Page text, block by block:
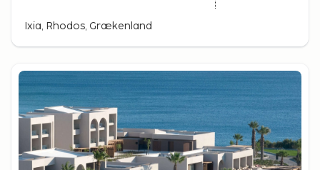
Ixia, Rhodos, Grækenland